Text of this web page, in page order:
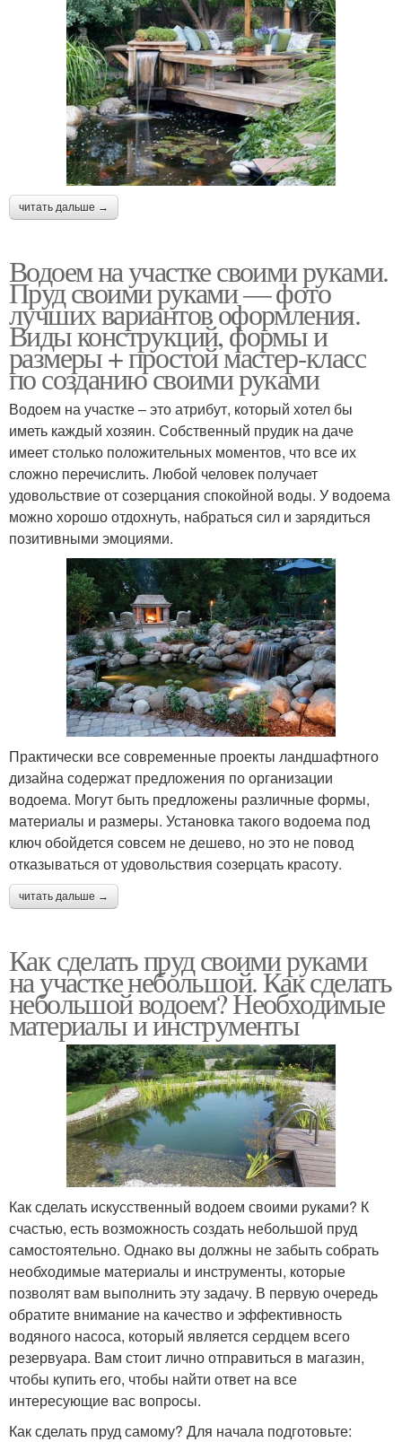
читать дальше →
Водоем на участке своими руками.
Пруд своими руками — фото
лучших вариантов оформления.
Виды конструкций, формы и
размеры + простой мастер-класс
по созданию своими руками
Водоем на участке – это атрибут, который хотел бы
иметь каждый хозяин. Собственный прудик на даче
имеет столько положительных моментов, что все их
сложно перечислить. Любой человек получает
удовольствие от созерцания спокойной воды. У водоема
можно хорошо отдохнуть, набраться сил и зарядиться
позитивными эмоциями.
Практически все современные проекты ландшафтного
дизайна содержат предложения по организации
водоема. Могут быть предложены различные формы,
материалы и размеры. Установка такого водоема под
ключ обойдется совсем не дешево, но это не повод
отказываться от удовольствия созерцать красоту.
читать дальше →
Как сделать пруд своими руками
на участке небольшой. Как сделать
небольшой водоем? Необходимые
материалы и инструменты
Как сделать искусственный водоем своими руками? К
счастью, есть возможность создать небольшой пруд
самостоятельно. Однако вы должны не забыть собрать
необходимые материалы и инструменты, которые
позволят вам выполнить эту задачу. В первую очередь
обратите внимание на качество и эффективность
водяного насоса, который является сердцем всего
резервуара. Вам стоит лично отправиться в магазин,
чтобы купить его, чтобы найти ответ на все
интересующие вас вопросы.
Как сделать пруд самому? Для начала подготовьте: